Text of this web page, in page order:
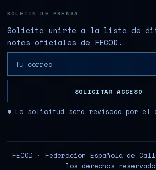
BOLETÍN DE PRENSA
Solicita unirte a la lista de
notas oficiales de FECOD.
SOLICITAR ACCESO
* La solicitud será revisada por el
FECOD · Federación Española de
los derechos